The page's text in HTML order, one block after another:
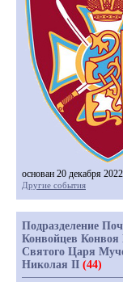
основан 20 декабря 2022
Другие события
Подразделение
Конвойцев
Святого Царя
Николая II (44)